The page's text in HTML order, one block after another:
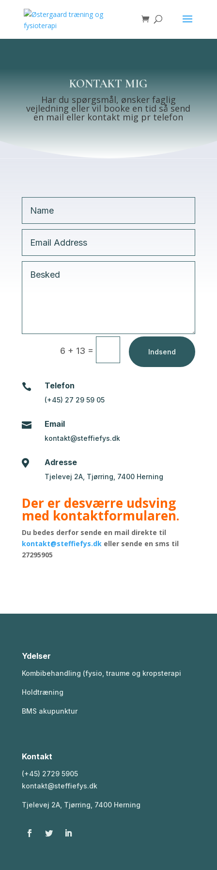
KONTAKT MIG
Har du spørgsmål, ønsker faglig
vejledning eller vil booke en tid så send
en mail eller kontakt mig pr telefon
6 + 13 = Indsend
 Telefon
(+45) 27 29 59 05
 Email
kontakt@steffiefys.dk
 Adresse
Tjelevej 2A, Tjørring, 7400 Herning
Der er desværre udsving
med kontaktformularen.
Du bedes derfor sende en mail direkte til
kontakt@steffiefys.dkeller sende en sms til
27295905
Ydelser
Kombibehandling (fysio, traume og kropsterapi
Holdtræning
BMS akupunktur
Kontakt
(+45) 2729 5905
kontakt@steffiefys.dk
Tjelevej 2A, Tjørring, 7400 Herning